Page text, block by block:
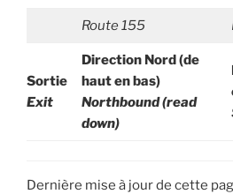
Route 155
Sortie
Exit
Direction Nord (de
haut en bas)
Northbound (read
down)
Dernière mise à jour de cette